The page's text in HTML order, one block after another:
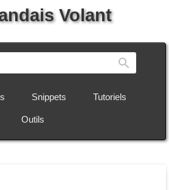
Volant
Snippets Tutoriels
Outils